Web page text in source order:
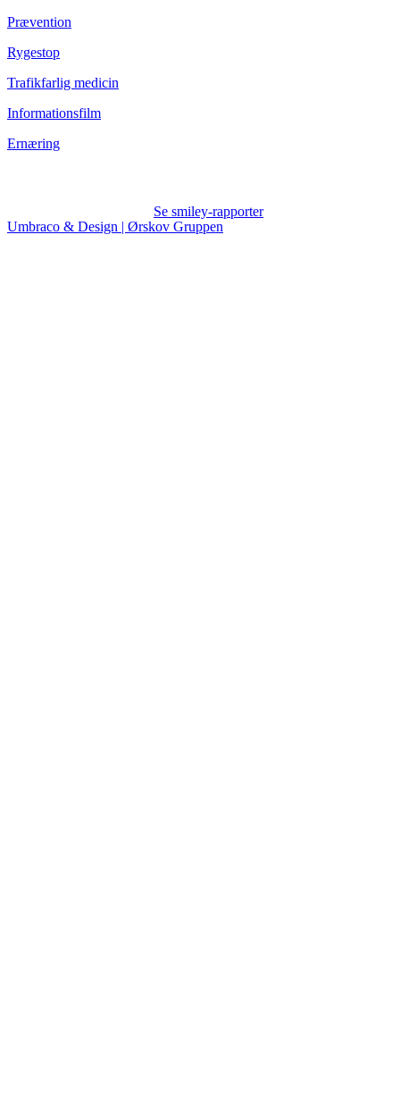
Prævention
Rygestop
Trafikfarlig medicin
Informationsfilm
Ernæring
Se smiley-rapporter
Umbraco & Design | Ørskov Gruppen